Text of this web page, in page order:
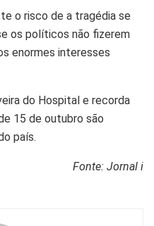
o risco de a tragédia se
os políticos não fizerem
enormes interesses
do Hospital e recorda
15 de outubro são
país.
Fonte: Jornal i